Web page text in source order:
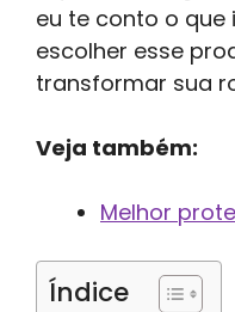
eu te conto o
escolher esse
transformar sua
Veja também:
Melhor
Índice